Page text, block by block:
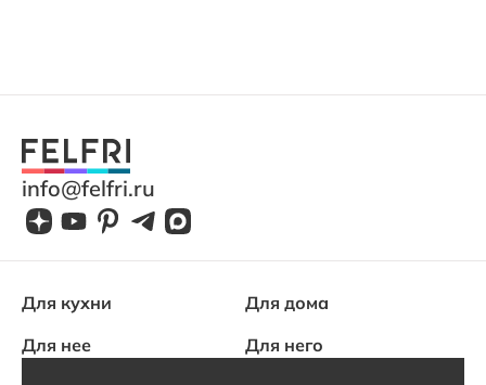
info@felfri.ru
Для кухни
Для дома
Для нее
Для него